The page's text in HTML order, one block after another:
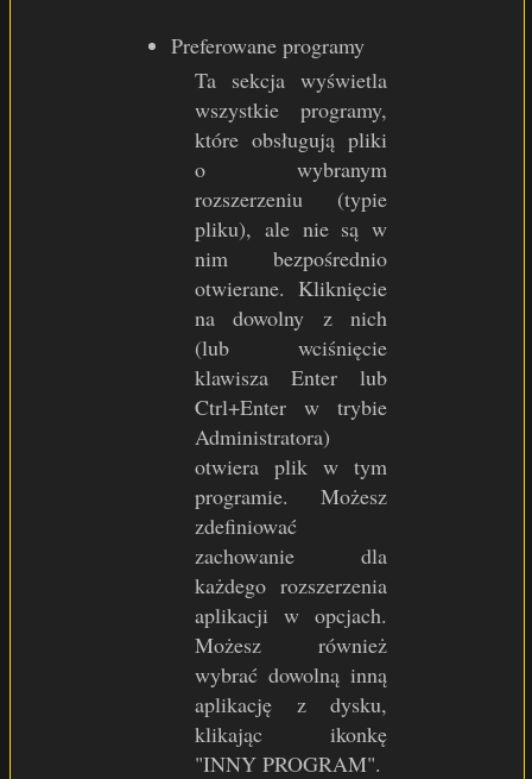
Preferowane programy
Ta sekcja wyświetla
wszystkie programy,
które obsługują pliki
o wybranym
rozszerzeniu (typie
pliku), ale nie są w
nim bezpośrednio
otwierane. Kliknięcie
na dowolny z nich
(lub wciśnięcie
klawisza Enter lub
Ctrl+Enter w trybie
Administratora)
otwiera plik w tym
programie. Możesz
zdefiniować
zachowanie dla
każdego rozszerzenia
aplikacji w opcjach.
Możesz również
wybrać dowolną inną
aplikację z dysku,
klikając ikonkę
"INNY PROGRAM".